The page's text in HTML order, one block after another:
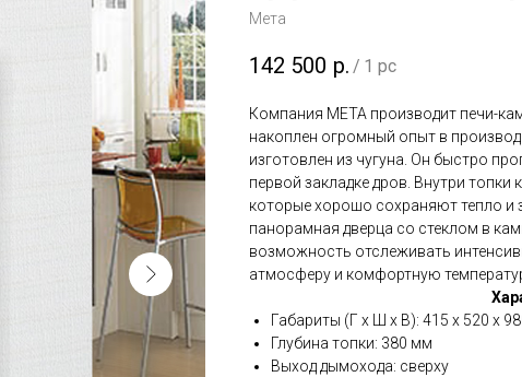
Мета
142 500 р. / 1 pc
Компания МЕТА производит печи-
накоплен огромный опыт в
изготовлен из чугуна. Он быстро
первой закладке дров. Внутри
которые хорошо сохраняют тепло
панорамная дверца со стеклом в
возможность отслеживать
атмосферу и комфортную
Габариты (Г х Ш х В): 415 х 520 х
Глубина топки: 380 мм
Выход дымохода: сверху